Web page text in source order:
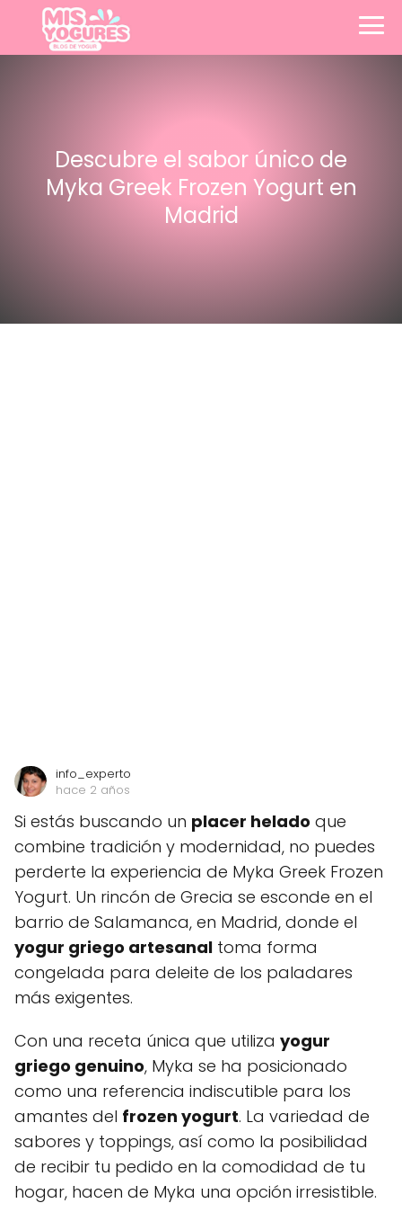
Descubre el sabor único de
Myka Greek Frozen Yogurt en
Madrid
info_experto
hace 2 años
Si estás buscando un placer helado que
combine tradición y modernidad, no puedes
perderte la experiencia de Myka Greek Frozen
Yogurt. Un rincón de Grecia se esconde en el
barrio de Salamanca, en Madrid, donde el
yogur griego artesanal toma forma
congelada para deleite de los paladares
más exigentes.
Con una receta única que utiliza yogur
griego genuino, Myka se ha posicionado
como una referencia indiscutible para los
amantes del frozen yogurt. La variedad de
sabores y toppings, así como la posibilidad
de recibir tu pedido en la comodidad de tu
hogar, hacen de Myka una opción irresistible.